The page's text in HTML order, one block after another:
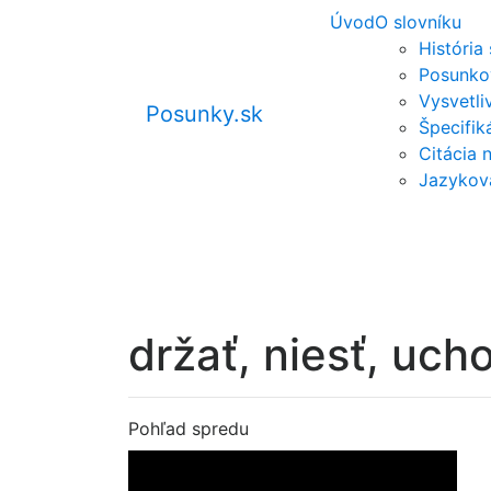
Posunky.sk
ÚvodO slovníku
História
Citácia
držať, niesť,
Pohľad spredu